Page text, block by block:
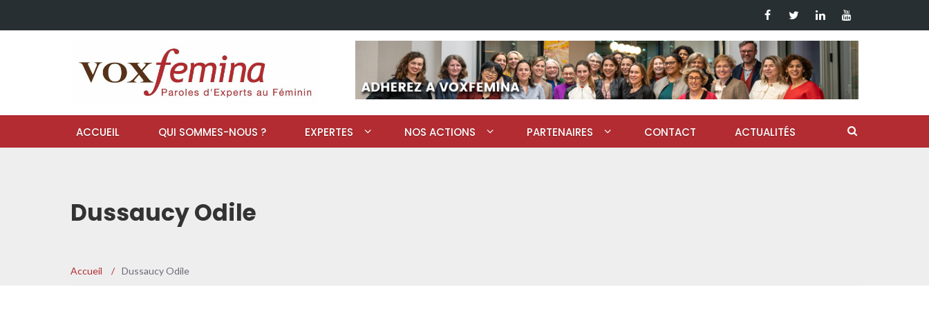
ACCUEIL QUI SOMMES-NOUS ? EXPERTES NOS ACTIONS PARTENAIRES CONTACT ACTUALITÉS
Dussaucy Odile
Accueil / Dussaucy Odile